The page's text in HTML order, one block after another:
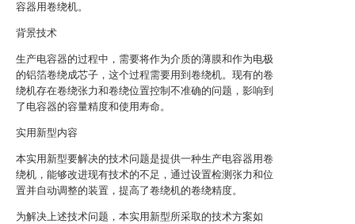
容器用卷绕机。
背景技术
生产电容器的过程中，需要将作为介质的薄膜和作为电极
的铝箔卷绕成芯子，这个过程需要用到卷绕机。现有的卷
绕机存在卷绕张力和卷绕位置控制不准确的问题，影响到
了电容器的容量精度和使用寿命。
实用新型内容
本实用新型要解决的技术问题是提供一种生产电容器用卷
绕机，能够改进现有技术的不足，通过设置检测张力和位
置并自动调整的装置，提高了卷绕机的卷绕精度。
为解决上述技术问题，本实用新型所采取的技术方案如